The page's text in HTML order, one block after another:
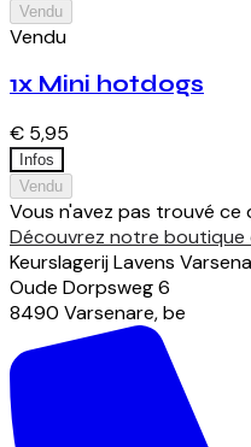
Vendu
Vendu
1x Mini hotdogs
€ 5,95
Infos
Vendu
Vous n'avez pas trouvé ce
Découvrez notre boutique
Keurslagerij Lavens
Oude Dorpsweg6
8490 Varsenare,be